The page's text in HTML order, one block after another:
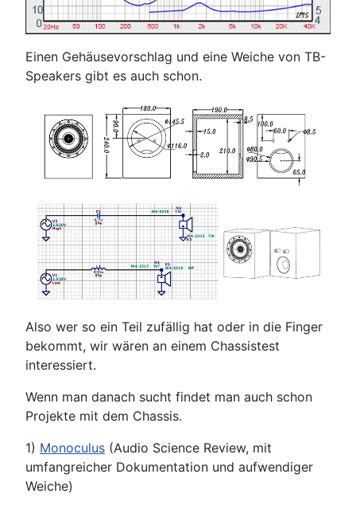
Einen Gehäusevorschlag und eine Weiche von TB-
Speakers gibt es auch schon.
Also wer so ein Teil zufällig hat oder in die Finger
bekommt, wir wären an einem Chassistest
interessiert.
Wenn man danach sucht findet man auch schon
Projekte mit dem Chassis.
1) Monoculus (Audio Science Review, mit
umfangreicher Dokumentation und aufwendiger
Weiche)